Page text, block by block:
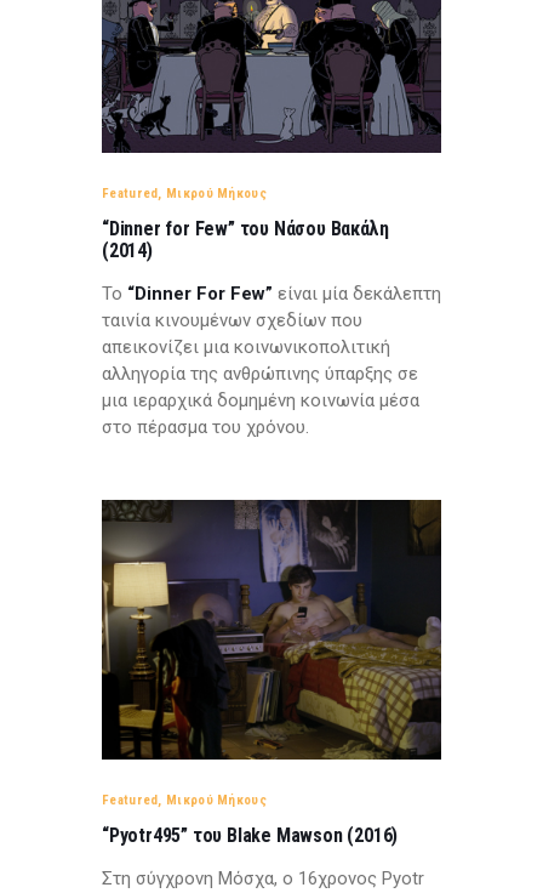
Featured, Μικρού Μήκους
“Dinner for Few” του Νάσου Βακάλη
(2014)
Το “Dinner For Few” είναι μία δεκάλεπτη
ταινία κινουμένων σχεδίων που
απεικονίζει μια κοινωνικοπολιτική
αλληγορία της ανθρώπινης ύπαρξης σε
μια ιεραρχικά δομημένη κοινωνία μέσα
στο πέρασμα του χρόνου.
Featured, Μικρού Μήκους
“Pyotr495” του Blake Mawson (2016)
Στη σύγχρονη Μόσχα, ο 16χρονος Pyotr